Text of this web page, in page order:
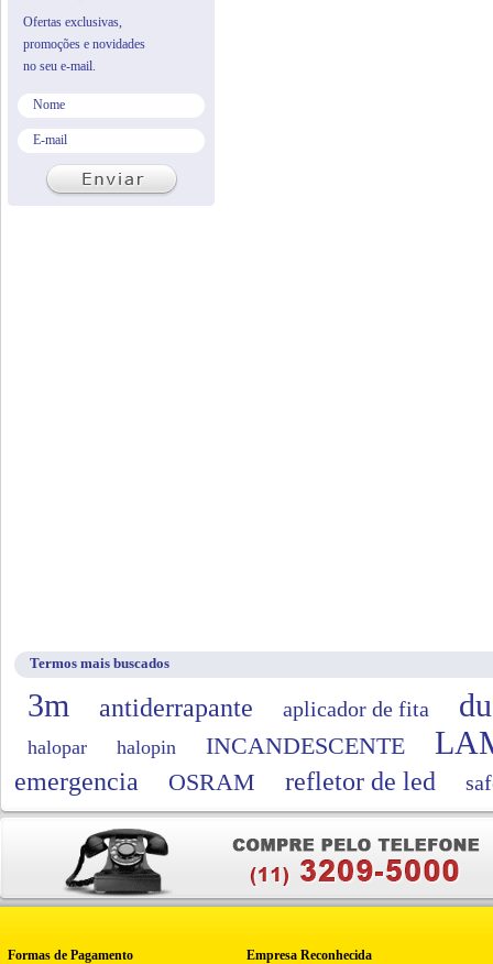
Ofertas exclusivas,
promoções e novidades
no seu e-mail.
Termos mais buscados
3m antiderrapante aplicador de fita
halopar halopin INCANDESCENTE
emergencia OSRAM refletor de led
Formas de Pagamento Empresa Reconhecida